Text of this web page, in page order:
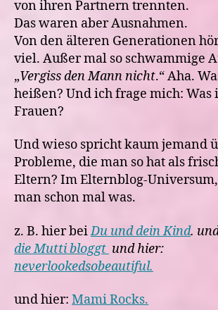
von ihren Partnern trennten.
Das waren aber Ausnahmen.
Von den älteren Generationen
viel. Außer mal so schwammige
„Vergiss den Mann nicht.“ Aha.
heißen? Und ich frage mich: Was
Frauen?
Und wieso spricht kaum jemand
Probleme, die man so hat als
Eltern? Im Elternblog-
man schon mal was.
z. B. hier beiDu und dein Kind.
die Mutti bloggt und hier:
neverlookedsobeautiful.
und hier: Mami Rocks.